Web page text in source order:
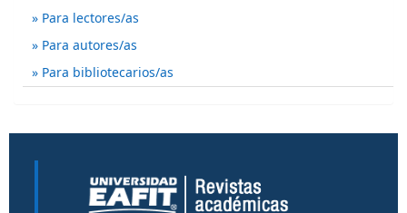
Para lectores/as
Para autores/as
Para bibliotecarios/as